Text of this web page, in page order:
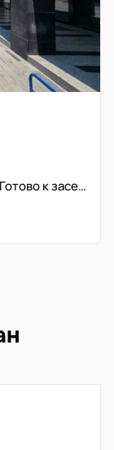
Полностью оборудованный магазин | Готово к заселению | Вид на бульвар